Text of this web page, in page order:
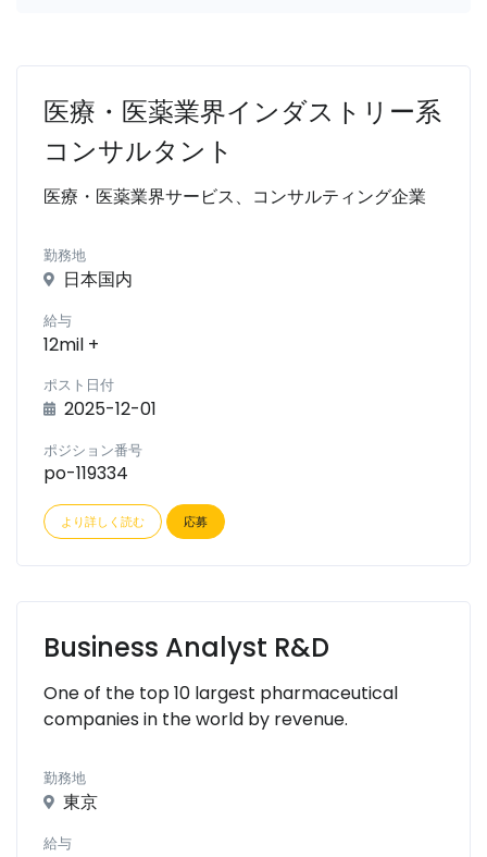
医療・医薬業界インダストリー系
コンサルタント
医療・医薬業界サービス、コンサルティング企業
勤務地
日本国内
給与
12mil +
ポスト日付
2025-12-01
ポジション番号
po-119334
より詳しく読む 応募
Business Analyst R&D
One of the top 10 largest pharmaceutical
companies in the world by revenue.
勤務地
東京
給与